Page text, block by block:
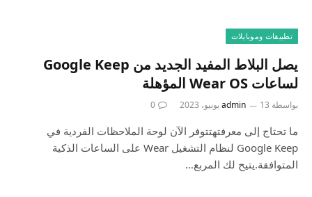
تطبيقات وموبايلات
يصل البلاط المفيد الجديد من Google Keep
لساعات Wear OS المؤهلة
بواسطة admin 13 يونيو، 2023 0
ما تحتاج إلى معرفتهتتوفر الآن لوحة الملاحظات الفردية في
Google Keep لنظام التشغيل Wear على الساعات الذكية
المتوافقة.يتيح لك المربع…